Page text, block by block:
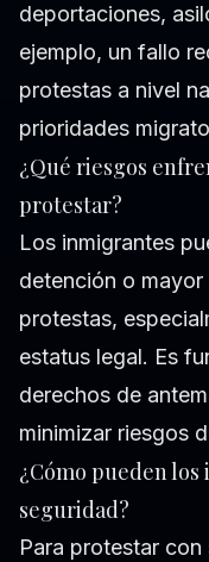
deportaciones,
ejemplo, un fallo
protestas a nivel
prioridades
¿Qué riesgos
protestar?
Los inmigrantes
detención o
protestas,
estatus legal. Es
derechos de
minimizar riesgos
¿Cómo pueden
seguridad?
Para protestar